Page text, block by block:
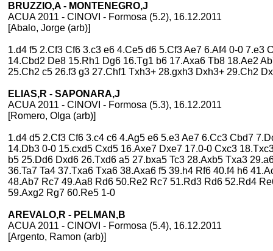
BRUZZIO,A - MONTENEGRO,J
ACUA 2011 - CINOVI - Formosa (5.2), 16.12.2011
[Abalo, Jorge (arb)]
1.d4 f5 2.Cf3 Cf6 3.c3 e6 4.Ce5 d6 5.Cf3 Ae7 6.Af4 0-0
14.Cbd2 De8 15.Rh1 Dg6 16.Tg1 b6 17.Axa6 Tb8 18.Ae2
25.Ch2 c5 26.f3 g3 27.Chf1 Txh3+ 28.gxh3 Dxh3+ 29.Ch2
ELIAS,R - SAPONARA,J
ACUA 2011 - CINOVI - Formosa (5.3), 16.12.2011
[Romero, Olga (arb)]
1.d4 d5 2.Cf3 Cf6 3.c4 c6 4.Ag5 e6 5.e3 Ae7 6.Cc3 Cbd7
14.Db3 0-0 15.cxd5 Cxd5 16.Axe7 Dxe7 17.0-0 Cxc3
b5 25.Dd6 Dxd6 26.Txd6 a5 27.bxa5 Tc3 28.Axb5 Txa3
36.Ta7 Ta4 37.Txa6 Txa6 38.Axa6 f5 39.h4 Rf6 40.f4 h6
48.Ab7 Rc7 49.Aa8 Rd6 50.Re2 Rc7 51.Rd3 Rd6 52.Rd4
59.Axg2 Rg7 60.Re5 1-0
AREVALO,R - PELMAN,B
ACUA 2011 - CINOVI - Formosa (5.4), 16.12.2011
[Argento, Ramon (arb)]